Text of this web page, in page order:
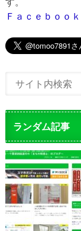
Ｆａｃｅｂｏｏ
ランダム記事